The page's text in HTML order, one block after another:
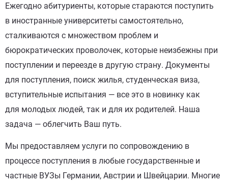
Ежегодно абитуриенты, которые стараются поступить
в иностранные университеты самостоятельно,
сталкиваются с множеством проблем и
бюрократических проволочек, которые неизбежны при
поступлении и переезде в другую страну. Документы
для поступления, поиск жилья, студенческая виза,
вступительные испытания — все это в новинку как
для молодых людей, так и для их родителей. Наша
задача — облегчить Ваш путь.
Мы предоставляем услуги по сопровождению в
процессе поступления в любые государственные и
частные ВУЗы Германии, Австрии и Швейцарии. Многие